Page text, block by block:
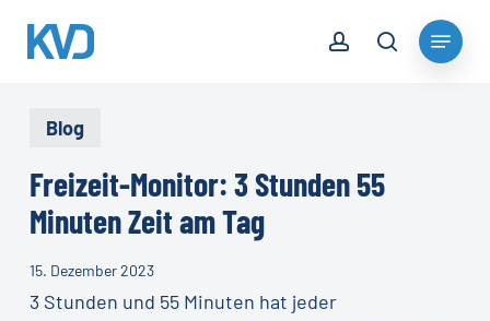
search
Menu
Blog
Freizeit-Monitor: 3 Stunden 55
Minuten Zeit am Tag
15. Dezember 2023
3 Stunden und 55 Minuten hat jeder
Close